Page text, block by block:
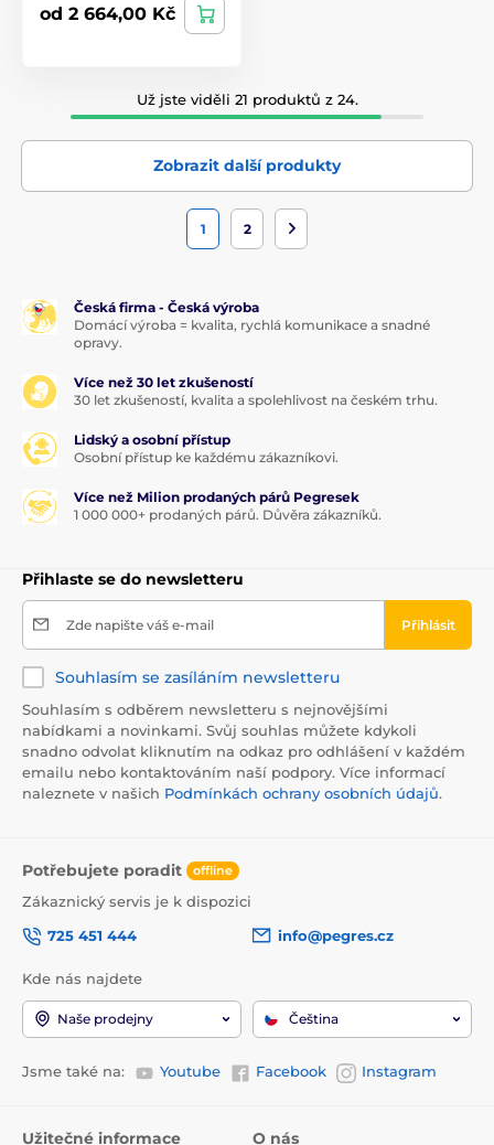
od 2 664,00 Kč
Už jste viděli 21 produktů z 24.
Zobrazit další produkty
1 2
Česká firma - Česká výroba
Domácí výroba = kvalita, rychlá komunikace a snadné
opravy.
Více než 30 let zkušeností
30 let zkušeností, kvalita a spolehlivost na českém trhu.
Lidský a osobní přístup
Osobní přístup ke každému zákazníkovi.
Více než Milion prodaných párů Pegresek
1 000 000+ prodaných párů. Důvěra zákazníků.
Přihlaste se do newsletteru
Zde napište váš e-mail Přihlásit
Souhlasím se zasíláním newsletteru
Souhlasím s odběrem newsletteru s nejnovějšími
nabídkami a novinkami. Svůj souhlas můžete kdykoli
snadno odvolat kliknutím na odkaz pro odhlášení v každém
emailu nebo kontaktováním naší podpory. Více informací
naleznete v našich Podmínkách ochrany osobních údajů.
Potřebujete poradit offline
Zákaznický servis je k dispozici
725 451 444
info@pegres.cz
Kde nás najdete
Naše prodejny Čeština
Jsme také na: Youtube Facebook Instagram
Užitečné informace O nás